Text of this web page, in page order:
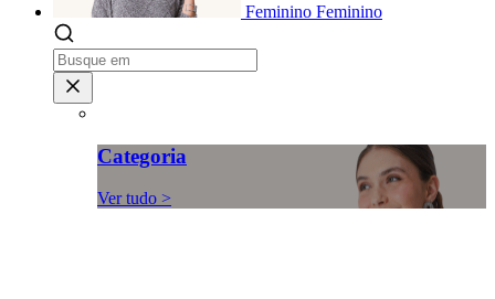
Feminino Feminino
Categoria
Ver tudo >